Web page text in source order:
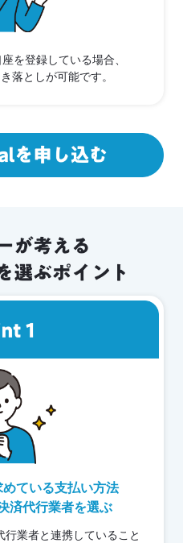
を登録している場合、
落としが可能です。
ている支払い方法
済代行業者を選ぶ
業者と連携していること